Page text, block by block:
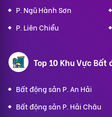
P. Ngũ Hành Sơn
P. Liên Chiểu
Top 10 Khu Vực Bất
Bất động sản P. An Hải
Bất động sản P. Hải Châu